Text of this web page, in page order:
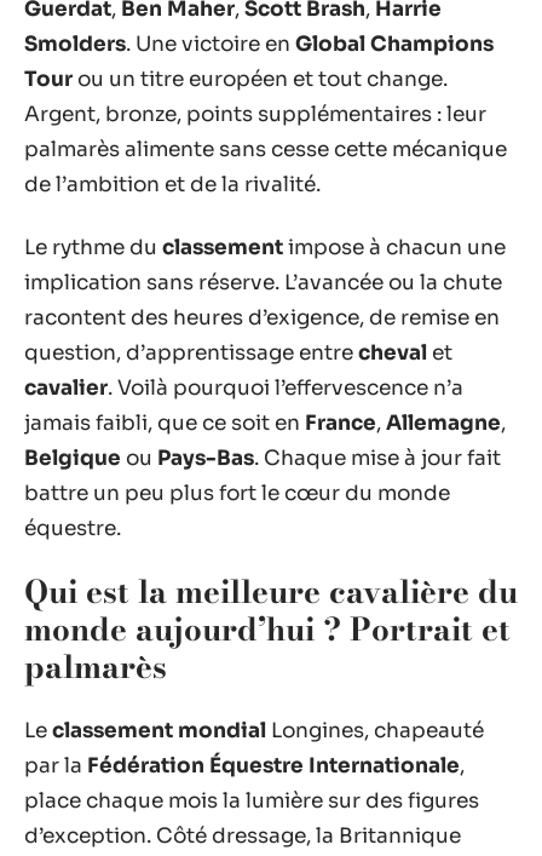
Guerdat, Ben Maher,Scott Brash, Harrie
Smolders. Une victoire en Global Champions
Tour ou un titre européen et tout change.
Argent, bronze, points supplémentaires : leur
palmarès alimente sans cesse cette mécanique
de l’ambition et de la rivalité.
Le rythme du classementimpose à chacun une
implication sans réserve. L’avancée ou la chute
racontent des heures d’exigence, de remise en
question, d’apprentissage entrecheval et
cavalier. Voilà pourquoi l’effervescence n’a
jamais faibli, que ce soit en France,Allemagne,
Belgique ou Pays-Bas. Chaque mise à jour fait
battre un peu plus fort le cœur du monde
équestre.
Qui est la meilleure cavalière du
monde aujourd’hui ? Portrait et
palmarès
Leclassement mondial Longines, chapeauté
par la Fédération Équestre Internationale,
place chaque mois la lumière sur des figures
d’exception. Côté dressage, la Britannique